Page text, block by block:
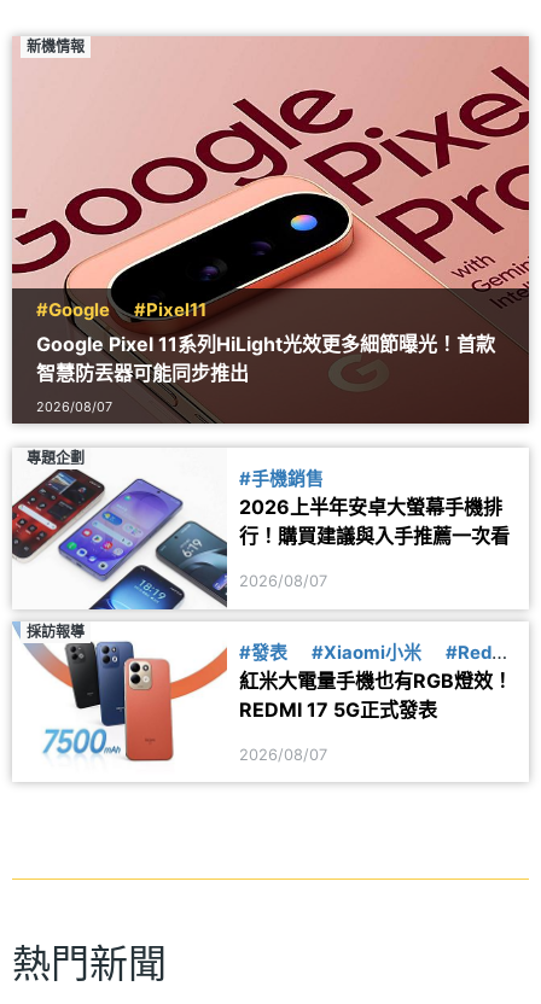
新機情報
#Google #Pixel11
Google Pixel 11系列HiLight光效更多細節曝光！首款
智慧防丟器可能同步推出
2026/08/07
專題企劃
#手機銷售
2026上半年安卓大螢幕手機排
行！購買建議與入手推薦一次看
2026/08/07
採訪報導
#發表 #Xiaomi小米
#Redmi
紅米
紅米大電量手機也有RGB燈效！
REDMI 17 5G正式發表
2026/08/07
熱門新聞